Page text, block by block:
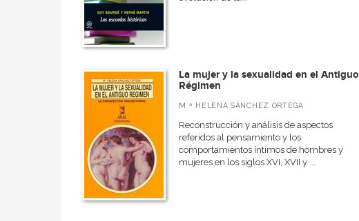
La mujer y la sexualidad en el Antiguo
Régimen
M.ª HELENA SÁNCHEZ ORTEGA
Reconstrucción y análisis de aspectos
referidos al pensamiento y los
comportamientos íntimos de hombres y
mujeres en los siglos XVI, XVII y ...